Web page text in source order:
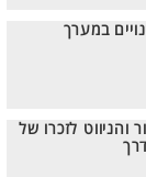
במערך
והניווט לזכרו של